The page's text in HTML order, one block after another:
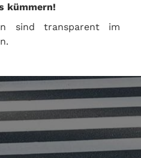
kümmern!
sind transparent im